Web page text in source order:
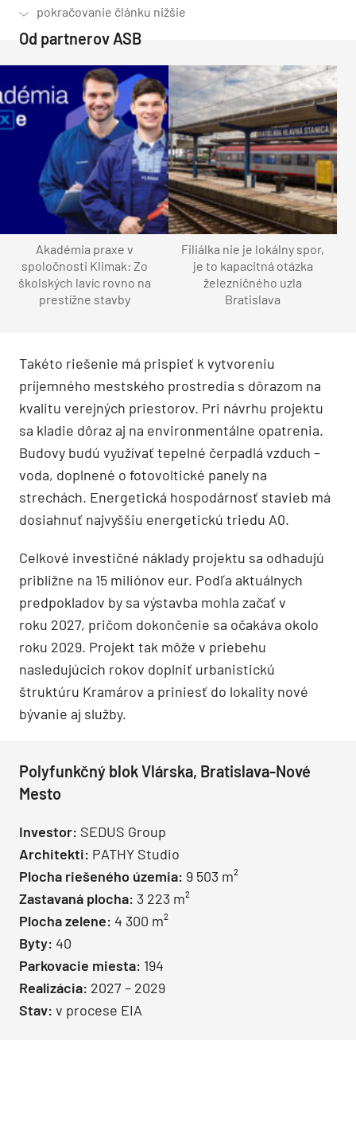
Od partnerov ASB
Akadémia praxe v
spoločnosti Klimak: Zo
školských lavíc rovno na
prestížne stavby
Filiálka nie je lokálny spor,
je to kapacitná otázka
železničného uzla
Bratislava
Takéto riešenie má prispieť k vytvoreniu
príjemného mestského prostredia s dôrazom na
kvalitu verejných priestorov. Pri návrhu projektu
sa kladie dôraz aj na environmentálne opatrenia.
Budovy budú využívať tepelné čerpadlá vzduch –
voda, doplnené o fotovoltické panely na
strechách. Energetická hospodárnosť stavieb má
dosiahnuť najvyššiu energetickú triedu A0.
Celkové investičné náklady projektu sa odhadujú
približne na 15 miliónov eur. Podľa aktuálnych
predpokladov by sa výstavba mohla začať v
roku 2027, pričom dokončenie sa očakáva okolo
roku 2029. Projekt tak môže v priebehu
nasledujúcich rokov doplniť urbanistickú
štruktúru Kramárov a priniesť do lokality nové
bývanie aj služby.
Polyfunkčný blok Vlárska, Bratislava-Nové
Mesto
Investor: SEDUS Group
Architekti: PATHY Studio
Plocha riešeného územia: 9 503 m²
Zastavaná plocha: 3 223 m²
Plocha zelene: 4 300 m²
Byty: 40
Parkovacie miesta: 194
Realizácia: 2027 – 2029
Stav: v procese EIA